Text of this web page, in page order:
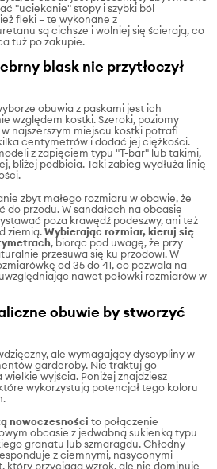
"uciekanie" stopy i szybki ból
fleki – te wykonane z
są cichsze i wolniej się ścierają, co
tuż po zakupie.
blask nie przytłoczył
obuwia z paskami jest ich
względem kostki. Szeroki, poziomy
najszerszym miejscu kostki potrafi
centymetrów i dodać jej ciężkości.
z zapięciem typu "T-bar" lub takimi,
bliżej podbicia. Taki zabieg wydłuża linię
zbyt małego rozmiaru w obawie, że
do przodu. W sandałach na obcasie
poza krawędź podeszwy, ani też
ziemią.Wybierając rozmiar, kieruj się
, biorąc pod uwagę, że przy
przesuwa się ku przodowi. W
od 35 do 41, co pozwala na
nawet połówki rozmiarów w
obuwie by stworzyć
ale wymagający dyscypliny w
garderoby. Nie traktuj go
wyjścia. Poniżej znajdziesz
wykorzystują potencjał tego koloru
nowoczesności to połączenie
obcasie z jedwabną sukienką typu
granatu lub szmaragdu. Chłodny
z ciemnymi, nasyconymi
który przyciąga wzrok, ale nie dominuje